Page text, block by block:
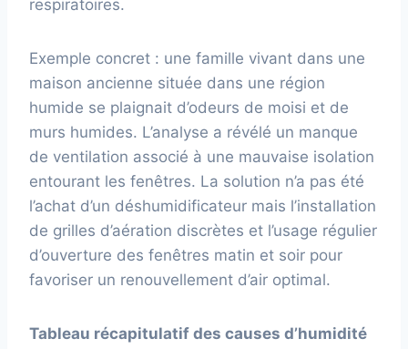
respiratoires.
Exemple concret : une famille vivant dans une
maison ancienne située dans une région
humide se plaignait d’odeurs de moisi et de
murs humides. L’analyse a révélé un manque
de ventilation associé à une mauvaise isolation
entourant les fenêtres. La solution n’a pas été
l’achat d’un déshumidificateur mais l’installation
de grilles d’aération discrètes et l’usage régulier
d’ouverture des fenêtres matin et soir pour
favoriser un renouvellement d’air optimal.
Tableau récapitulatif des causes d’humidité